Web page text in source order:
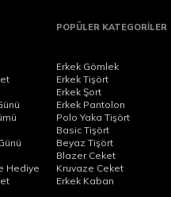
Tamamla
bir alternatif sunar.
rahatça uyum
, doğru pantolon ve
tişört kategorisinin daha
aynı sadeliği daha
Hediye
POPÜLER KATEGORİLER
Erkek Gömlek
Erkek Tişört
Erkek Şort
Erkek Pantolon
Polo Yaka Tişört
Basic Tişört
Beyaz Tişört
Blazer Ceket
Kruvaze Ceket
Erkek Kaban